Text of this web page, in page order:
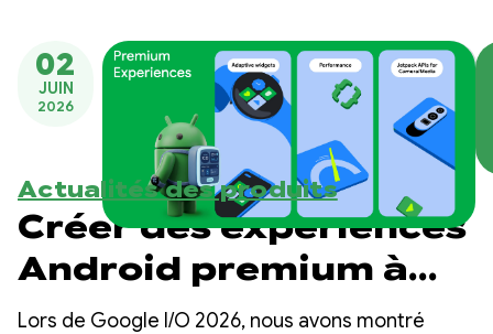
02
JUIN
2026
Actualités des produits
Créer des expériences
Android premium à
Google I/O 26
Lors de Google I/O 2026, nous avons montré